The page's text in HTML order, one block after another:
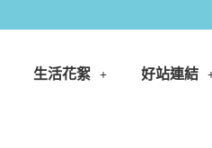
生活花絮 好站連結